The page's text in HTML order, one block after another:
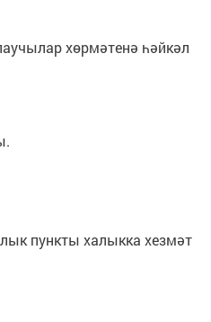
хөрмәтенә һәйкәл
пункты халыкка хезмәт